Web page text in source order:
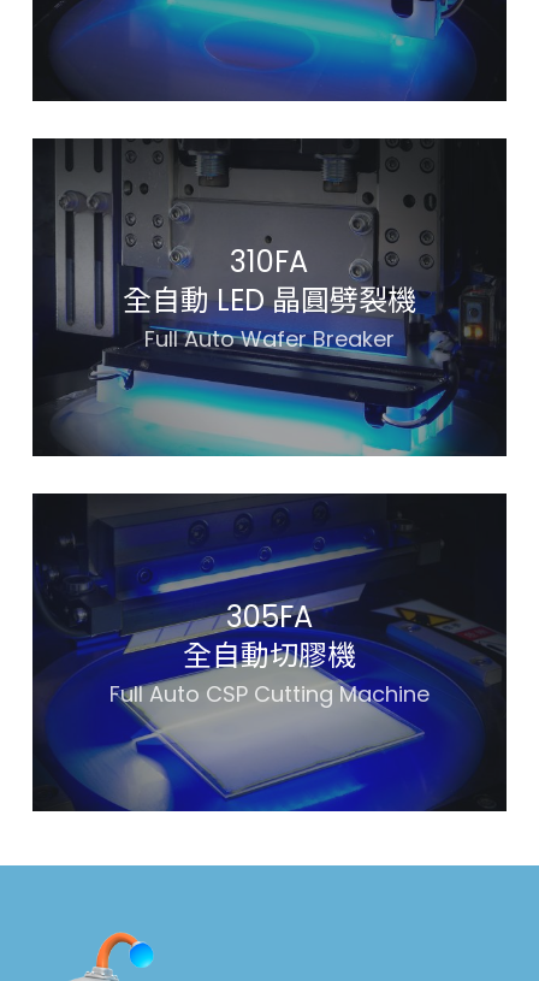
310FA
全自動 LED 晶圓劈裂機
Full Auto Wafer Breaker
305FA
全自動切膠機
Full Auto CSP Cutting Machine